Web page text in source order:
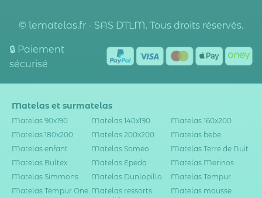
© lematelas.fr - SAS DTLM. Tous droits réservés.
🔒 Paiement
sécurisé
Matelas et surmatelas
Matelas 90x190 Matelas 140x190
Matelas 160x200
Matelas 180x200
Matelas 200x200
Matelas bebe
Matelas enfant
Matelas Someo
Matelas Terre de Nuit
Matelas Bultex
Matelas Epeda
Matelas Merinos
Matelas Simmons
Matelas Dunlopillo
Matelas Tempur
Matelas Tempur One Matelas ressorts
Matelas mousse